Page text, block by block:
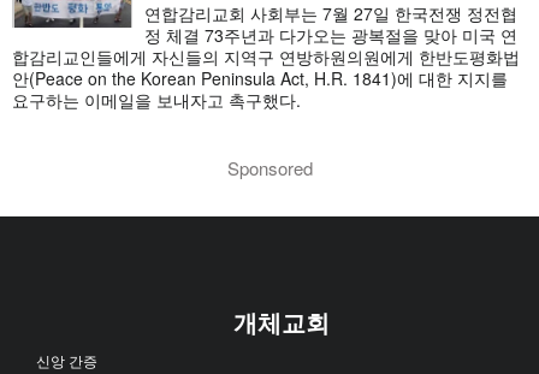
연합감리교회 사회부는 7월 27일 한국전쟁 정전협
정 체결 73주년과 다가오는 광복절을 맞아 미국 연
합감리교인들에게 자신들의 지역구 연방하원의원에게 한반도평화법
안(Peace on the Korean Peninsula Act, H.R. 1841)에 대한 지지를
요구하는 이메일을 보내자고 촉구했다.
Sponsored
개체교회
신앙 간증